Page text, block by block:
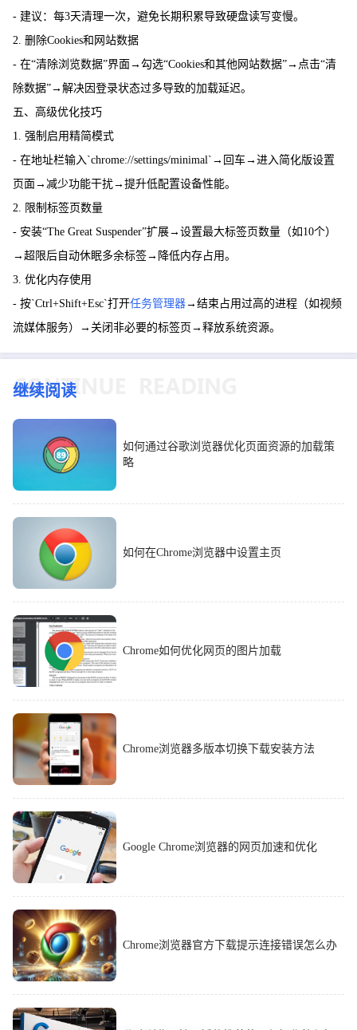
- 建议：每3天清理一次，避免长期积累导致硬盘读写变慢。
2. 删除Cookies和网站数据
- 在“清除浏览数据”界面→勾选“Cookies和其他网站数据”→点击“清
除数据”→解决因登录状态过多导致的加载延迟。
五、高级优化技巧
1. 强制启用精简模式
- 在地址栏输入`chrome://settings/minimal`→回车→进入简化版设置
页面→减少功能干扰→提升低配置设备性能。
2. 限制标签页数量
- 安装“The Great Suspender”扩展→设置最大标签页数量（如10个）
→超限后自动休眠多余标签→降低内存占用。
3. 优化内存使用
- 按`Ctrl+Shift+Esc`打开任务管理器→结束占用过高的进程（如视频
流媒体服务）→关闭非必要的标签页→释放系统资源。
继续阅读
如何通过谷歌浏览器优化页面资源的加载策
略
如何在Chrome浏览器中设置主页
Chrome如何优化网页的图片加载
Chrome浏览器多版本切换下载安装方法
Google Chrome浏览器的网页加速和优化
Chrome浏览器官方下载提示连接错误怎么办